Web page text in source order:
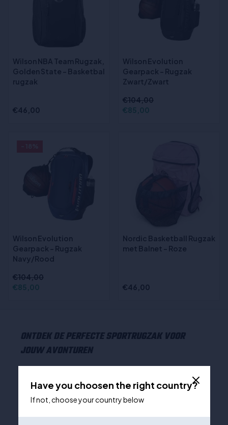
Wilson NBA Team Rugzak,
Golden State - Basketbal
rugzak
€46,00
Wilson Evolution
Gearpack - Rugzak
Zwart/Zwart
€104,00
€85,00
Wilson Evolution
Gearpack - Rugzak
Navy/Rood
€104,00
€85,00
Nordic Basketball Rugzak
met Balnet - Roze
€46,00
ONTDEK DE PERFECTE SPORTRUGZAK VOOR
JOUW AVONTUREN
sportliefhebbers en outdoor-enthousiastelingen. Onze
collectie sportieve rugzakken is speciaal ontworpen om
tegemoet te komen aan de behoeften van diverse
Have you choosen the right country?
If not, choose your country below